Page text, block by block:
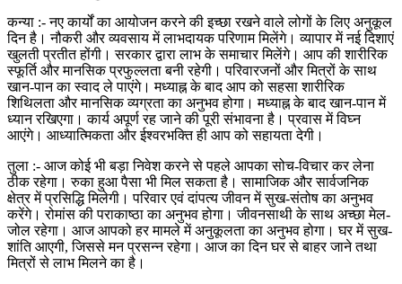
कन्या :- नए कार्यों का आयोजन करने की इच्छा रखने वाले लोगों के लिए अनुकूल
दिन है। नौकरी और व्यवसाय में लाभदायक परिणाम मिलेंगे। व्यापार में नई दिशाएं
खुलती प्रतीत होंगी। सरकार द्वारा लाभ के समाचार मिलेंगे। आप की शारीरिक
स्फूर्ति और मानसिक प्रफुल्लता बनी रहेगी। परिवारजनों और मित्रों के साथ
खान-पान का स्वाद ले पाएंगे। मध्याह्न के बाद आप को सहसा शारीरिक
शिथिलता और मानसिक व्यग्रता का अनुभव होगा। मध्याह्न के बाद खान-पान में
ध्यान रखिएगा। कार्य अपूर्ण रह जाने की पूरी संभावना है। प्रवास में विघ्न
आएंगे। आध्यात्मिकता और ईश्वरभक्ति ही आप को सहायता देगी।
तुला :- आज कोई भी बड़ा निवेश करने से पहले आपका सोच-विचार कर लेना
ठीक रहेगा। रुका हुआ पैसा भी मिल सकता है। सामाजिक और सार्वजनिक
क्षेत्र में प्रसिद्धि मिलेगी। परिवार एवं दांपत्य जीवन में सुख-संतोष का अनुभव
करेंगे। रोमांस की पराकाष्ठा का अनुभव होगा। जीवनसाथी के साथ अच्छा मेल-
जोल रहेगा। आज आपको हर मामले में अनुकूलता का अनुभव होगा। घर में सुख-
शांति आएगी, जिससे मन प्रसन्न रहेगा। आज का दिन घर से बाहर जाने तथा
मित्रों से लाभ मिलने का है।